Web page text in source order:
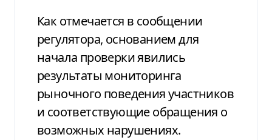
Как отмечается в сообщении
регулятора, основанием для
начала проверки явились
результаты мониторинга
рыночного поведения участников
и соответствующие обращения о
возможных нарушениях.